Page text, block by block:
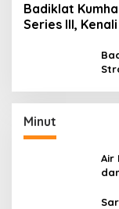
Badiklat
Series III,
Minut
Air